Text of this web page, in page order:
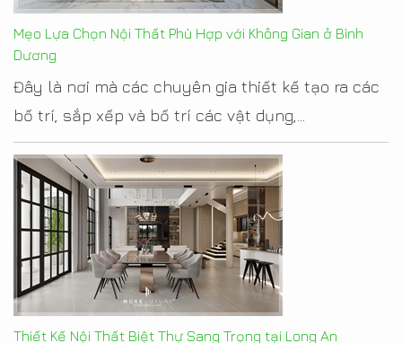
Mẹo Lựa Chọn Nội Thất Phù Hợp với Không Gian ở Bình
Dương
Đây là nơi mà các chuyên gia thiết kế tạo ra các
bố trí, sắp xếp và bố trí các vật dụng,...
Thiết Kế Nội Thất Biệt Thự Sang Trọng tại Long An